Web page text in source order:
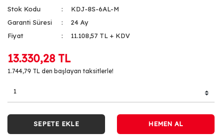
Stok Kodu
KDJ-8S-6AL-M
Garanti Süresi
24 Ay
Fiyat
11.108,57 TL + KDV
13.330,28 TL
1.744,79 TL den başlayan taksitlerle!
SEPETE EKLE HEMEN AL